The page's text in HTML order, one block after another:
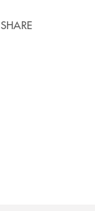
SHARE